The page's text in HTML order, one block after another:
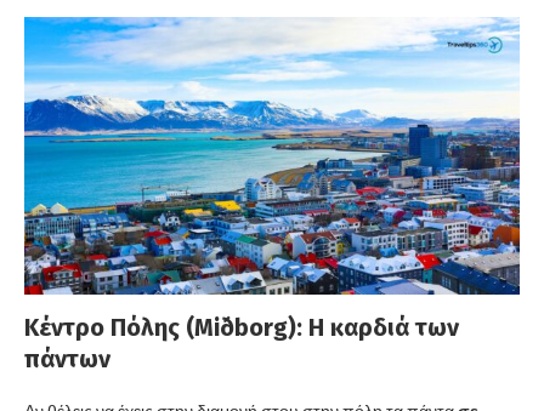
Κέντρο Πόλης (Miðborg): Η καρδιά των
πάντων